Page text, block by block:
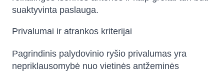
suaktyvinta paslauga.
Privalumai ir atrankos kriterijai
Pagrindinis palydovinio ryšio privalumas yra
nepriklausomybė nuo vietinės antžeminės